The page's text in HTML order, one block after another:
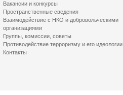
Вакансии и конкурсы
Пространственные сведения
Взаимодействие с НКО и добровольческими
организациями
Группы, комиссии, советы
Противодействие терроризму и его идеологии
Контакты